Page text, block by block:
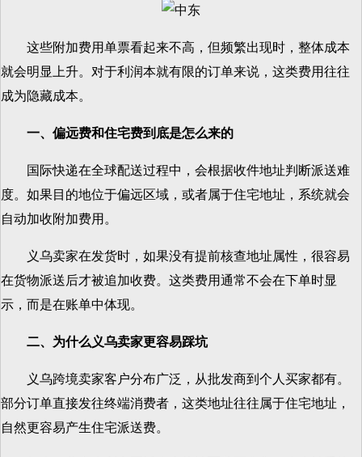
这些附加费用单票看起来不高，但频繁出现时，整体成本
就会明显上升。对于利润本就有限的订单来说，这类费用往往
成为隐藏成本。
一、偏远费和住宅费到底是怎么来的
国际快递在全球配送过程中，会根据收件地址判断派送难
度。如果目的地位于偏远区域，或者属于住宅地址，系统就会
自动加收附加费用。
义乌卖家在发货时，如果没有提前核查地址属性，很容易
在货物派送后才被追加收费。这类费用通常不会在下单时显
示，而是在账单中体现。
二、为什么义乌卖家更容易踩坑
义乌跨境卖家客户分布广泛，从批发商到个人买家都有。
部分订单直接发往终端消费者，这类地址往往属于住宅地址，
自然更容易产生住宅派送费。